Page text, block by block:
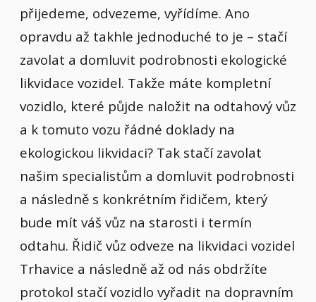
přijedeme, odvezeme, vyřídíme. Ano
opravdu až takhle jednoduché to je – stačí
zavolat a domluvit podrobnosti ekologické
likvidace vozidel. Takže máte kompletní
vozidlo, které půjde naložit na odtahový vůz
a k tomuto vozu řádné doklady na
ekologickou likvidaci? Tak stačí zavolat
našim specialistům a domluvit podrobnosti
a následně s konkrétním řidičem, který
bude mít váš vůz na starosti i termín
odtahu. Řidič vůz odveze na likvidaci vozidel
Trhavice a následně až od nás obdržíte
protokol stačí vozidlo vyřadit na dopravním